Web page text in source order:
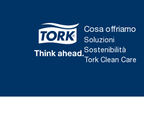
Cosa offriamo
Soluzioni
Sostenibilità
Tork Clean Care